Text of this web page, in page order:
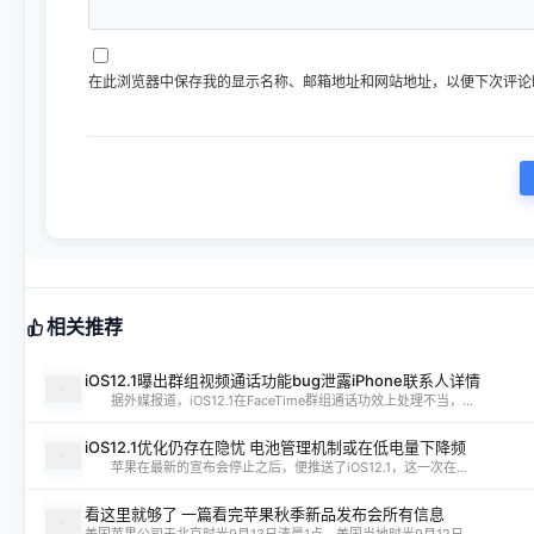
在此浏览器中保存我的显示名称、邮箱地址和网站地址，以便下次评
相关推荐
iOS12.1曝出群组视频通话功能bug泄露iPhone联系人详情
据外媒报道，iOS12.1在FaceTime群组通话功效上处理不当，...
iOS12.1优化仍存在隐忧 电池管理机制或在低电量下降频
苹果在最新的宣布会停止之后，便推送了iOS12.1，这一次在...
看这里就够了 一篇看完苹果秋季新品发布会所有信息